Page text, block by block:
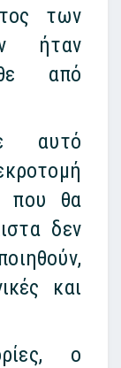
των
ήταν
από
αυτό
που θα
δεν
και
ο